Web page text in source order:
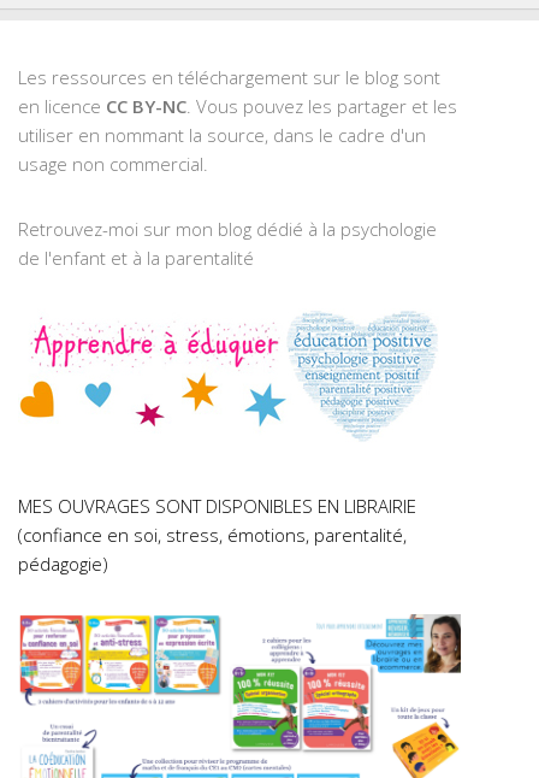
Les ressources en téléchargement sur le blog sont
en licence CC BY-NC . Vous pouvez les partager et les
utiliser en nommant la source, dans le cadre d'un
usage non commercial.
Retrouvez-moi sur mon blog dédié à la psychologie
de l'enfant et à la parentalité
MES OUVRAGES SONT DISPONIBLES EN LIBRAIRIE
(confiance en soi, stress, émotions, parentalité,
pédagogie)